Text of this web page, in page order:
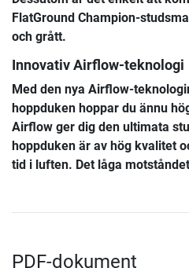
FlatGround Champion-
och grått.
Innovativ Airflow-teknologi
Med den nya Airflow-
hoppduken hoppar du ännu
Airflow ger dig den ultimata
hoppduken är av hög kvalitet
tid i luften. Det låga
PDF-dokument